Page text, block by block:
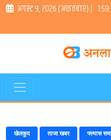
अगस्ट ९, २०२६ (आइतबार) |
खेलकुद ताजा खबर फ्ल्यास